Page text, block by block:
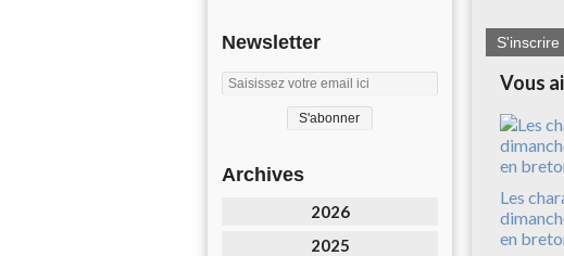
Newsletter
Archives
2026
2025
Vous
Les
en